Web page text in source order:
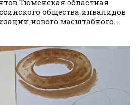
Тюменская областная
общества инвалидов
нового масштабного...